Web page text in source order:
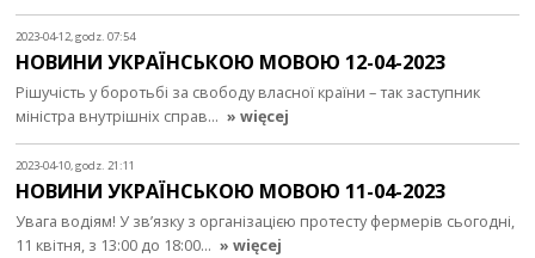
2023-04-12, godz. 07:54
НОВИНИ УКРАЇНСЬКОЮ МОВОЮ 12-04-2023
Рішучість у боротьбі за свободу власної країни – так заступник
міністра внутрішніх справ… » więcej
2023-04-10, godz. 21:11
НОВИНИ УКРАЇНСЬКОЮ МОВОЮ 11-04-2023
Увага водіям! У зв’язку з організацією протесту фермерів сьогодні,
11 квітня, з 13:00 до 18:00… » więcej